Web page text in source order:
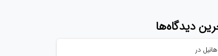
دیدگاه‌ها
هانیل در